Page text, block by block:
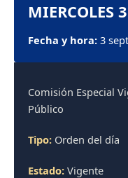
MIERCOLES
Fecha y hora: 3
Comisión Especial
Público
Tipo: Orden del día
Estado: Vigente